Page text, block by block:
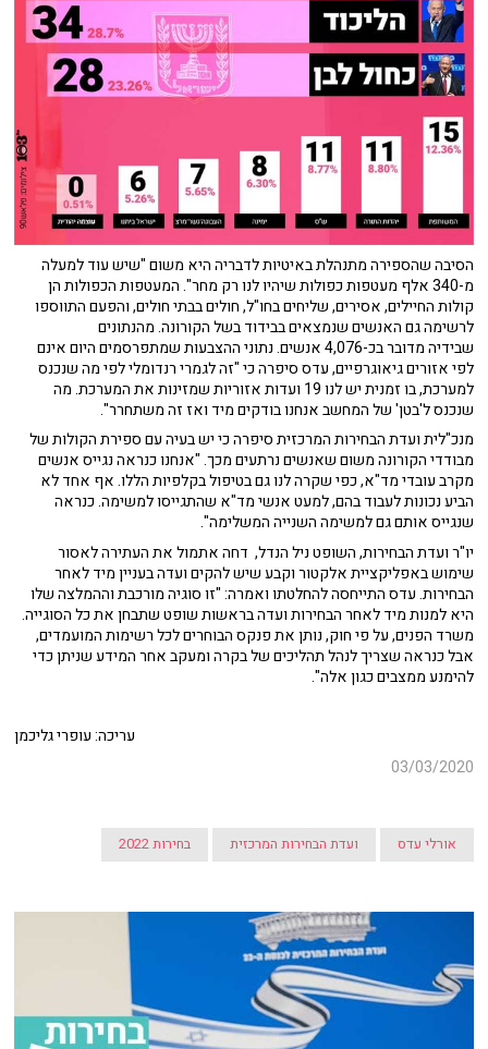
הסיבה שהספירה מתנהלת באיטיות לדבריה היא משום "שיש עוד למעלה
מ-340 אלף מעטפות כפולות שיהיו לנו רק מחר". המעטפות הכפולות הן
קולות החיילים, אסירים, שליחים בחו"ל, חולים בבתי חולים, והפעם התווספו
לרשימה גם האנשים שנמצאים בבידוד בשל הקורונה. מהנתונים
שבידיה מדובר בכ-4,076 אנשים. נתוני ההצבעות שמתפרסמים היום אינם
לפי אזורים גיאוגרפיים, עדס סיפרה כי "זה לגמרי רנדומלי לפי מה שנכנס
למערכת, בו זמנית יש לנו 19 ועדות אזוריות שמזינות את המערכת. מה
שנכנס ל'בטן' של המחשב אנחנו בודקים מיד ואז זה משתחרר".
מנכ"לית ועדת הבחירות המרכזית סיפרה כי יש בעיה עם ספירת הקולות של
מבודדי הקורונה משום שאנשים נרתעים מכך. "אנחנו כנראה נגייס אנשים
מקרב עובדי מד"א, כפי שקרה לנו גם בטיפול בקלפיות הללו. אף אחד לא
הביע נכונות לעבוד בהם, למעט אנשי מד"א שהתגייסו למשימה. כנראה
שנגייס אותם גם למשימה השנייה המשלימה".
יו"ר ועדת הבחירות, השופט ניל הנדל, דחה אתמול את העתירה לאסור
שימוש באפליקציית אלקטור וקבע שיש להקים ועדה בעניין מיד לאחר
הבחירות. עדס התייחסה להחלטתו ואמרה: "זו סוגיה מורכבת וההמלצה שלו
היא למנות מיד לאחר הבחירות ועדה בראשות שופט שתבחן את כל הסוגייה.
משרד הפנים, על פי חוק, נותן את פנקס הבוחרים לכל רשימות המועמדים,
אבל כנראה שצריך לנהל תהליכים של בקרה ומעקב אחר המידע שניתן כדי
להימנע ממצבים כגון אלה".
עריכה: עופרי גליכמן
03/03/2020
אורלי עדס ועדת הבחירות המרכזית בחירות 2022